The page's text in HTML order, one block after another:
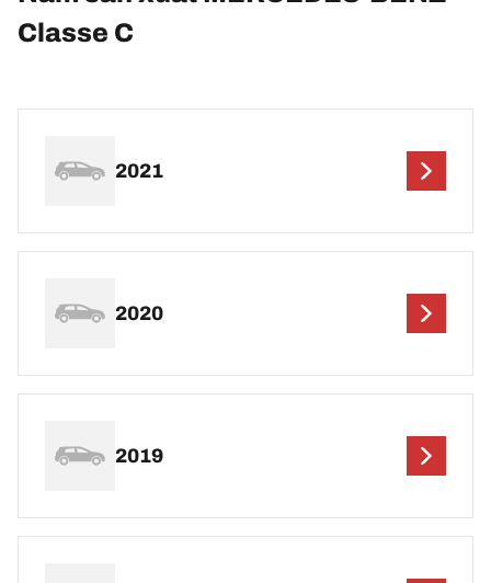
Classe C
2021
2020
2019